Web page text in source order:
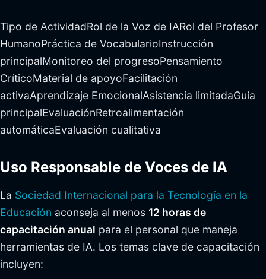
Tipo de ActividadRol de la Voz de IARol del Profesor
HumanoPráctica de VocabularioInstrucción
principalMonitoreo del progresoPensamiento
CríticoMaterial de apoyoFacilitación
activaAprendizaje EmocionalAsistencia limitadaGuía
principalEvaluaciónRetroalimentación
automáticaEvaluación cualitativa
Uso Responsable de Voces de IA
La Sociedad Internacional para la Tecnología en la
Educación aconseja al menos 12 horas de
capacitación anual para el personal que maneja
herramientas de IA. Los temas clave de capacitación
incluyen: